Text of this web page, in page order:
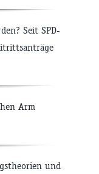
Seit SPD-
Arm
und